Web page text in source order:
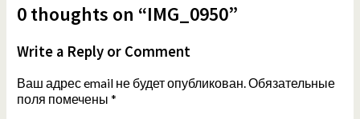
0 thoughts on “IMG_0950”
Write a Reply or Comment
Ваш адрес email не будет опубликован.Обязательные
поля помечены *